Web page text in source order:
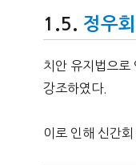
정우
치안 유지법으로
강조하였다.
이로 인해 신간